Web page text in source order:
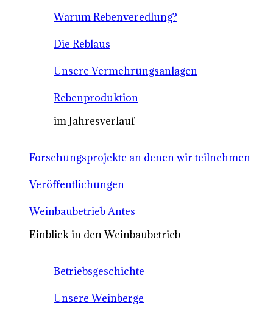
Warum Rebenveredlung?
Die Reblaus
Unsere Vermehrungsanlagen
Rebenproduktion
im Jahresverlauf
Forschungsprojekte an denen wir teilnehmen
Veröffentlichungen
Weinbaubetrieb Antes
Einblick in den Weinbaubetrieb
Betriebsgeschichte
Unsere Weinberge